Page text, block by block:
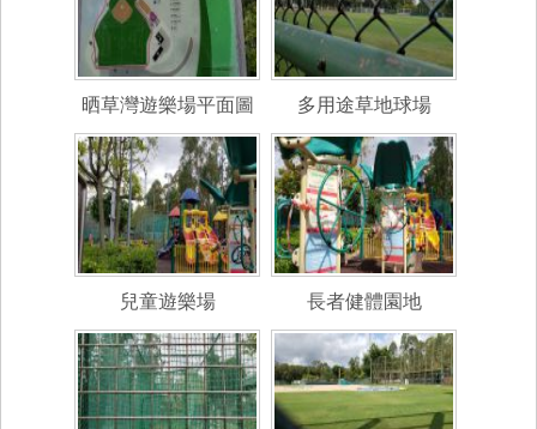
晒草灣遊樂場平面圖 多用途草地球場
兒童遊樂場 長者健體園地